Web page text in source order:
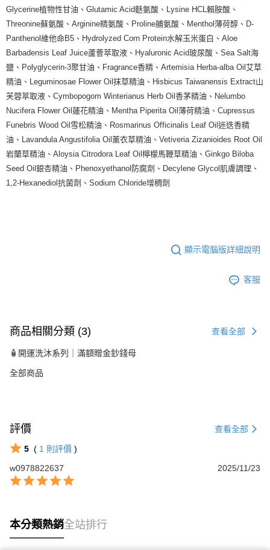
Glycerine植物性甘油、Glutamic Acid麩氨酸、Lysine HCL賴胺酸、
Threonine蘇氨酸、Arginine精氨酸、Proline脯氨酸、Menthol薄荷醇、D-
Panthenol維他命B5、Hydrolyzed Corn Protein水解玉米蛋白、Aloe
Barbadensis Leaf Juice蘆薈萃取液、Hyaluronic Acid玻尿酸、Sea Salt海
鹽、Polyglycerin-3聚甘油、Fragrance香精、Artemisia Herba-alba Oil艾草
精油、Leguminosae Flower Oil抹草精油、Hisbicus Taiwanensis Extract山
芙蓉萃取液、Cymbopogom Winterianus Herb Oil香茅精油、Nelumbo
Nucifera Flower Oil蓮花精油、Mentha Piperita Oil薄荷精油、Cupressus
Funebris Wood Oil雪松精油、Rosmarinus Officinalis Leaf Oil迷迭香精
油、Lavandula Angustifolia Oil薰衣草精油、Vetiveria Zizanioides Root Oil
岩蘭草精油、Aloysia Citrodora Leaf Oil檸檬馬鞭草精油、Ginkgo Biloba
Seed Oil銀杏精油、Phenoxyethanol防腐劑、Decylene Glycol肌膚調理、
1,2-Hexanediol抗菌劑、Sodium Chloride增稠劑
顯示電腦版詳細說明
客服
商品相關分類 (3) 查看全部
🧴開運洗沐系列｜滿額贈金鈔錢母
全部商品
評價 查看全部
5 ( 1 則評價 )
w0978822637
2025/11/23
本分類熱銷全站排行